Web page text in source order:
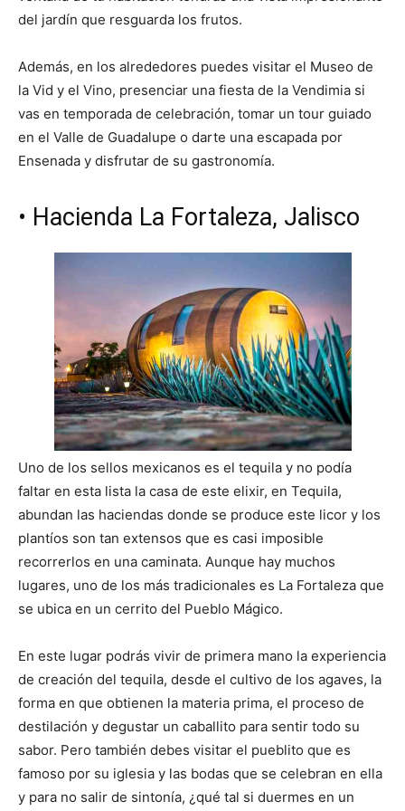
del jardín que resguarda los frutos.
Además, en los alrededores puedes visitar el Museo de
la Vid y el Vino, presenciar una fiesta de la Vendimia si
vas en temporada de celebración, tomar un tour guiado
en el Valle de Guadalupe o darte una escapada por
Ensenada y disfrutar de su gastronomía.
• Hacienda La Fortaleza, Jalisco
Uno de los sellos mexicanos es el tequila y no podía
faltar en esta lista la casa de este elixir, en Tequila,
abundan las haciendas donde se produce este licor y los
plantíos son tan extensos que es casi imposible
recorrerlos en una caminata. Aunque hay muchos
lugares, uno de los más tradicionales es La Fortaleza que
se ubica en un cerrito del Pueblo Mágico.
En este lugar podrás vivir de primera mano la experiencia
de creación del tequila, desde el cultivo de los agaves, la
forma en que obtienen la materia prima, el proceso de
destilación y degustar un caballito para sentir todo su
sabor. Pero también debes visitar el pueblito que es
famoso por su iglesia y las bodas que se celebran en ella
y para no salir de sintonía, ¿qué tal si duermes en un